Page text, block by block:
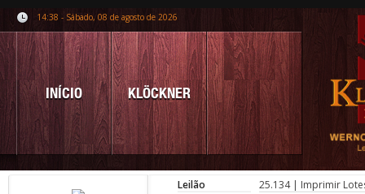
14:38 - Sábado, 08 de agosto de 2026
INÍCIO KLÖCKNER
Leilão 25.134| Imprimir